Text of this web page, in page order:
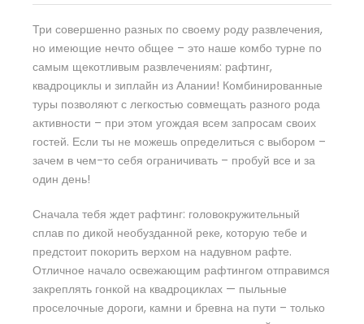
Три совершенно разных по своему роду развлечения,
но имеющие нечто общее – это наше комбо турне по
самым щекотливым развлечениям: рафтинг,
квадроциклы и зиплайн из Алании! Комбинированные
туры позволяют с легкостью совмещать разного рода
активности – при этом угождая всем запросам своих
гостей. Если ты не можешь определиться с выбором –
зачем в чем-то себя ограничивать – пробуй все и за
один день!
Сначала тебя ждет рафтинг: головокружительный
сплав по дикой необузданной реке, которую тебе и
предстоит покорить верхом на надувном рафте.
Отличное начало освежающим рафтингом отправимся
закреплять гонкой на квадроциклах — пыльные
проселочные дороги, камни и бревна на пути – только